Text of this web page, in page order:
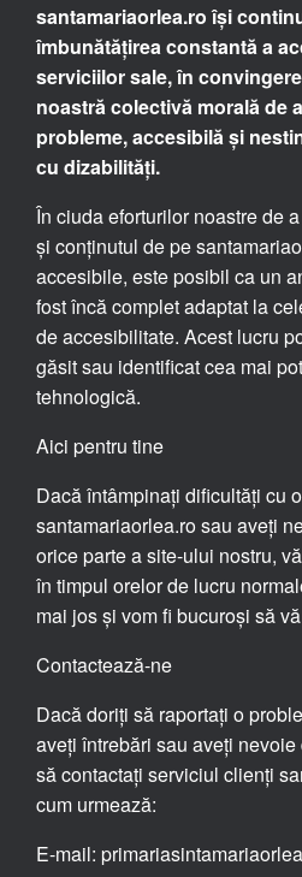
santamariaorlea.ro își
îmbunătățirea constantă a
serviciilor sale, în
noastră colectivă morală de
probleme, accesibilă și
cu dizabilități.
În ciuda eforturilor noastre de
și conținutul de pe
accesibile, este posibil ca un
fost încă complet adaptat la
de accesibilitate. Acest lucru
găsit sau identificat cea mai
tehnologică.
Aici pentru tine
Dacă întâmpinați dificultăți cu
santamariaorlea.ro sau aveți
orice parte a site-ului nostru,
în timpul orelor de lucru
mai jos și vom fi bucuroși să
Contactează-ne
Dacă doriți să raportați o
aveți întrebări sau aveți
să contactați serviciul clienți
cum urmează:
E-mail: